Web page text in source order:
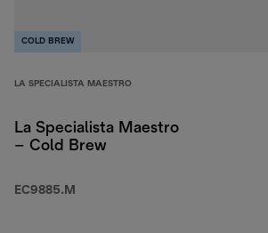
COLD BREW
LA SPECIALISTA MAESTRO
La Specialista Maestro
– Cold Brew
EC9885.M